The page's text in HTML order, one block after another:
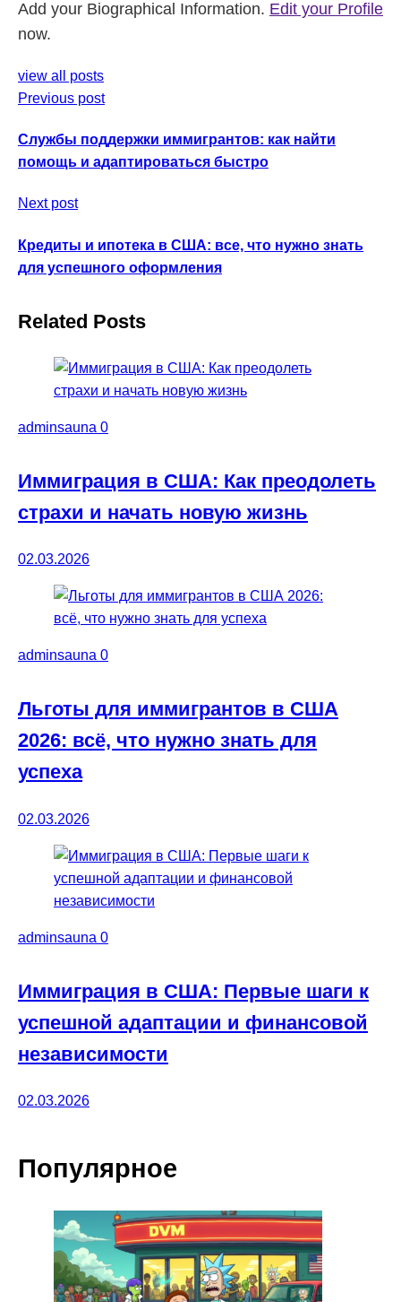
Add your Biographical Information. Edit your Profile
now.
view all posts
Previous post
Службы поддержки иммигрантов: как найти
помощь и адаптироваться быстро
Next post
Кредиты и ипотека в США: все, что нужно знать
для успешного оформления
Related Posts
adminsauna 0
Иммиграция в США: Как преодолеть
страхи и начать новую жизнь
02.03.2026
adminsauna 0
Льготы для иммигрантов в США
2026: всё, что нужно знать для
успеха
02.03.2026
adminsauna 0
Иммиграция в США: Первые шаги к
успешной адаптации и финансовой
независимости
02.03.2026
Популярное